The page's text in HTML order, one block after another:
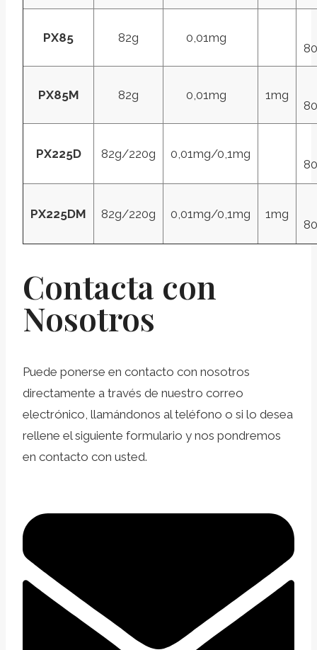
PX85 82g 0,01mg
PX85M 82g 0,01mg 1mg
PX225D 82g/220g 0,01mg/0,1mg
PX225DM 82g/220g 0,01mg/0,1mg 1mg
Contacta con
Nosotros
Puede ponerse en contacto con nosotros
directamente a través de nuestro correo
electrónico, llamándonos al teléfono o si lo desea
rellene el siguiente formulario y nos pondremos
en contacto con usted.